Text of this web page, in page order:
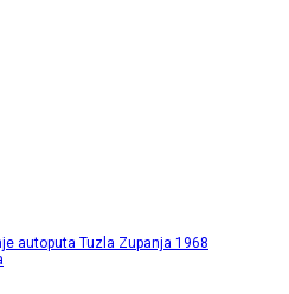
autoputa Tuzla Zupanja 1968